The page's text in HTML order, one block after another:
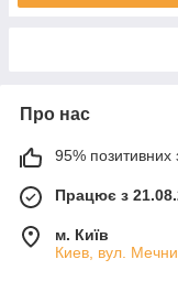
Про нас
95% позитивних
Працює з
м. Київ
Киев, вул.